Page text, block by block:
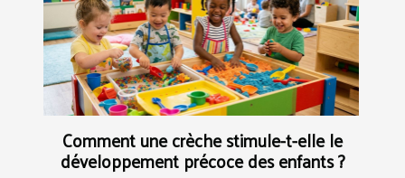
Comment une crèche stimule-t-elle le
développement précoce des enfants ?